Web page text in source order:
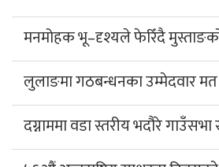
मनमोहक भू–दृश्यले फेरिँदै
लुलाङमा गठबन्धनका उम्मेदवार मत
दग्नाममा वडा स्तरीय भदौरे गाउँसभा